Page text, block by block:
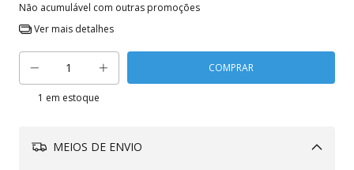
Não acumulável com outras promoções
Ver mais detalhes
1 em estoque
MEIOS DE ENVIO